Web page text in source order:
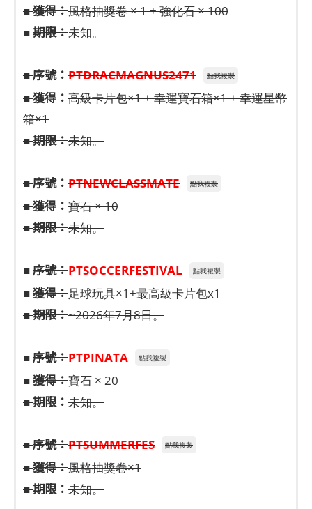
■獲得：風格抽獎卷 × 1 + 強化石 × 100​​​​​​​
■期限：未知。
■序號：PTDRACMAGNUS2471 點我複製
■獲得：高級卡片包×1 + 幸運寶石箱×1 + 幸運星幣
箱×1
■期限：未知。
■序號：PTNEWCLASSMATE 點我複製
■獲得：寶石 × 10
■期限：未知。
■序號：PTSOCCERFESTIVAL 點我複製
■獲得：足球玩具×1+最高級卡片包x1
■期限：~2026年7月8日。
■序號：PTPINATA 點我複製
■獲得：寶石 × 20
■期限：未知。
■序號：PTSUMMERFES 點我複製
■獲得：風格抽獎卷×1
■期限：未知。